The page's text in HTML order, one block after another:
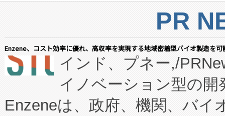
PR
Enzene、コスト効率に優れ、高収率を実現する地域密着型バイオ製造を
インド、プネー,/
イノベーション型の
Enzeneは、政府、機関、バイ